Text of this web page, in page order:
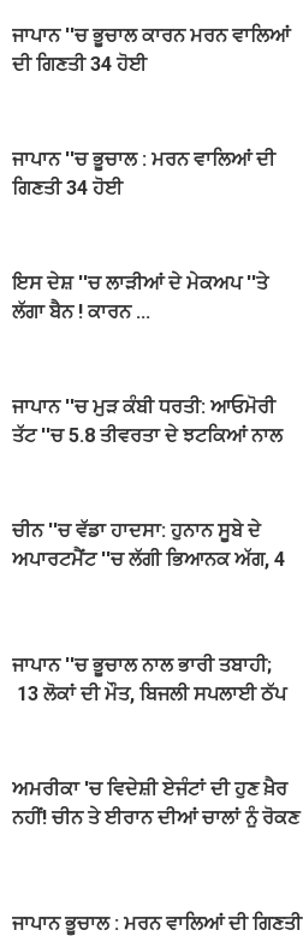
ਜਾਪਾਨ ''ਚ ਭੂਚਾਲ ਕਾਰਨ ਮਰਨ ਵਾਲਿਆਂ
ਦੀ ਗਿਣਤੀ 34 ਹੋਈ
ਜਾਪਾਨ ''ਚ ਭੂਚਾਲ : ਮਰਨ ਵਾਲਿਆਂ ਦੀ
ਗਿਣਤੀ 34 ਹੋਈ
ਇਸ ਦੇਸ਼ ''ਚ ਲਾੜੀਆਂ ਦੇ ਮੇਕਅਪ ''ਤੇ
ਲੱਗਾ ਬੈਨ ! ਕਾਰਨ ...
ਜਾਪਾਨ ''ਚ ਮੁੜ ਕੰਬੀ ਧਰਤੀ: ਆਓਮੋਰੀ
ਤੱਟ ''ਚ 5.8 ਤੀਵਰਤਾ ਦੇ ਝਟਕਿਆਂ ਨਾਲ
ਚੀਨ ''ਚ ਵੱਡਾ ਹਾਦਸਾ: ਹੁਨਾਨ ਸੂਬੇ ਦੇ
ਅਪਾਰਟਮੈਂਟ ''ਚ ਲੱਗੀ ਭਿਆਨਕ ਅੱਗ, 4
ਜਾਪਾਨ ''ਚ ਭੂਚਾਲ ਨਾਲ ਭਾਰੀ ਤਬਾਹੀ;
13 ਲੋਕਾਂ ਦੀ ਮੌਤ, ਬਿਜਲੀ ਸਪਲਾਈ ਠੱਪ
ਅਮਰੀਕਾ 'ਚ ਵਿਦੇਸ਼ੀ ਏਜੰਟਾਂ ਦੀ ਹੁਣ ਖ਼ੈਰ
ਨਹੀਂ! ਚੀਨ ਤੇ ਈਰਾਨ ਦੀਆਂ ਚਾਲਾਂ ਨੂੰ ਰੋਕਣ
ਜਾਪਾਨ ਭੂਚਾਲ : ਮਰਨ ਵਾਲਿਆਂ ਦੀ ਗਿਣਤੀ